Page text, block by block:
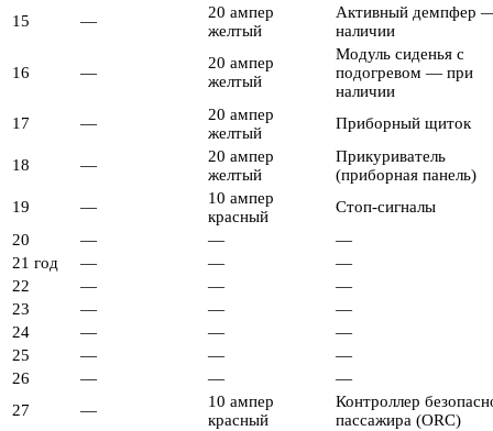
15
—
20 ампер
желтый
Активный демпфер
наличии
16 —
20 ампер
желтый
Модуль сиденья с
подогревом — при
наличии
17
—
20 ампер
желтый
Приборный щиток
18 —
20 ампер
желтый
Прикуриватель
(приборная панель)
19
—
10 ампер
красный
Стоп-сигналы
20
— —
—
21 год
— —
—
22
— —
—
23
— —
—
24
— —
—
25
— —
—
26
— —
—
27
—
10 ампер
красный
Контроллер
пассажира (ORC)